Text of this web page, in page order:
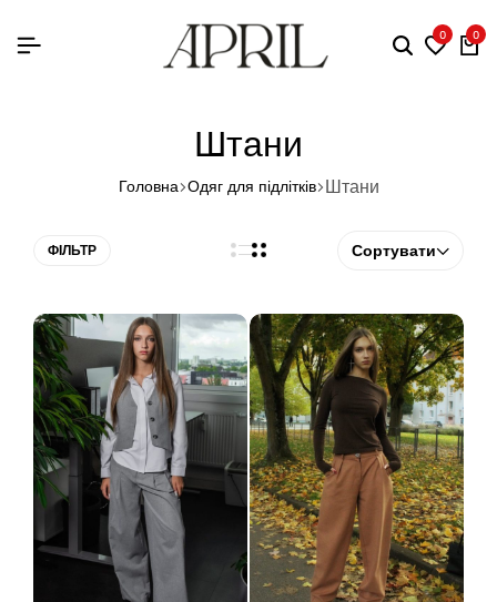
0 0
Штани
Головна Одяг для підлітків Штани
ФІЛЬТР Сортувати